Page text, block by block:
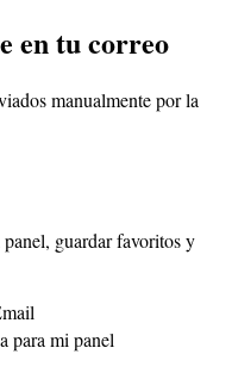
en tu correo
manualmente por la
guardar favoritos y
para mi panel